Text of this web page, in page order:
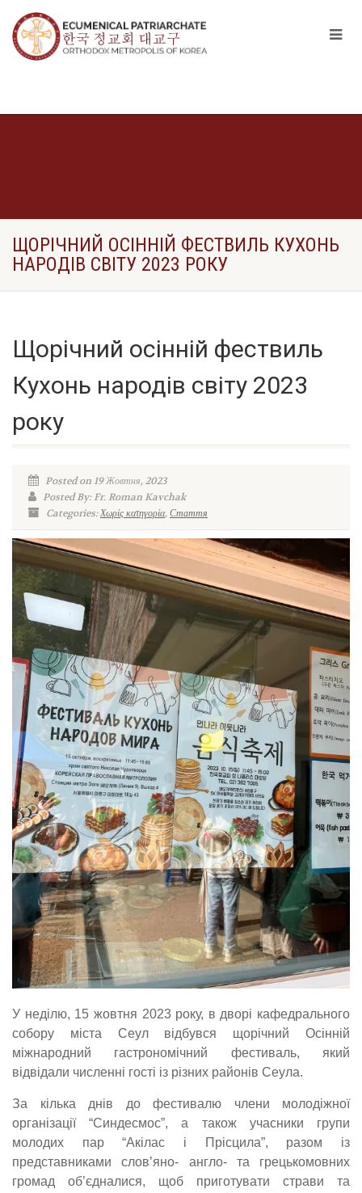
ЩОРІЧНИЙ ОСІННІЙ ФЕСТВИЛЬ КУХОНЬ
НАРОДІВ СВІТУ 2023 РОКУ
Щорічний осінній фествиль
Кухонь народів світу 2023
року
Posted on 19 Жовтня, 2023
Posted By: Fr. Roman Kavchak
Categories:Χωρίς κατηγορία,Стаття
У неділю, 15 жовтня 2023 року, в дворі кафедрального
собору міста Сеул відбувся щорічний Осінній
міжнародний гастрономічний фестиваль, який
відвідали численні гості із різних районів Сеула.
За кілька днів до фестивалю члени молодіжної
організації “Синдесмос”, а також учасники групи
молодих пар “Акілас і Прісцила”, разом із
представниками слов’яно- англо- та грецькомовних
громад об’єдналися, щоб приготувати страви та